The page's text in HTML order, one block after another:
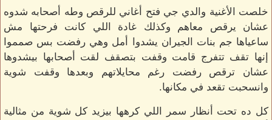
خلصت الأغنية والدي جي فتح أغاني للرقص وطه أصحابه شدوه
عشان يرقص معاهم وكذلك غادة اللي كانت فرحتها مش
ساعياها جم بنات الجيران يشدوا أمل وهي رفضت بس صمموا
إنها تقف تتفرج قامت وقفت بتصقف لقت أصحابها بيشدوها
عشان ترقص رفضت رغم محايلاتهم وبعدها وقفت شوية
وانسحبت تقعد في مكانها.
كل ده تحت أنظار سمر اللي كرهها بيزيد كل شوية من مثالية